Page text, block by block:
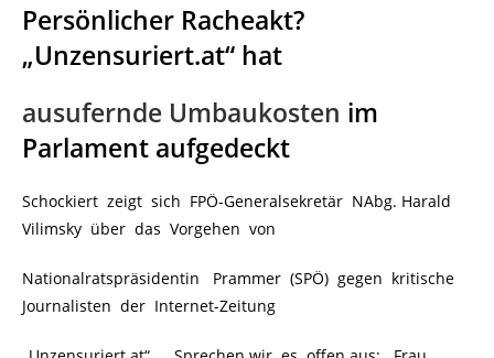
Persönlicher Racheakt?
„Unzensuriert.at“ hat
ausufernde Umbaukosten im
Parlament aufgedeckt
Schockiert zeigt sich FPÖ-Generalsekretär NAbg. Harald
Vilimsky über das Vorgehen von
Nationalratspräsidentin Prammer (SPÖ) gegen kritische
Journalisten der Internet-Zeitung